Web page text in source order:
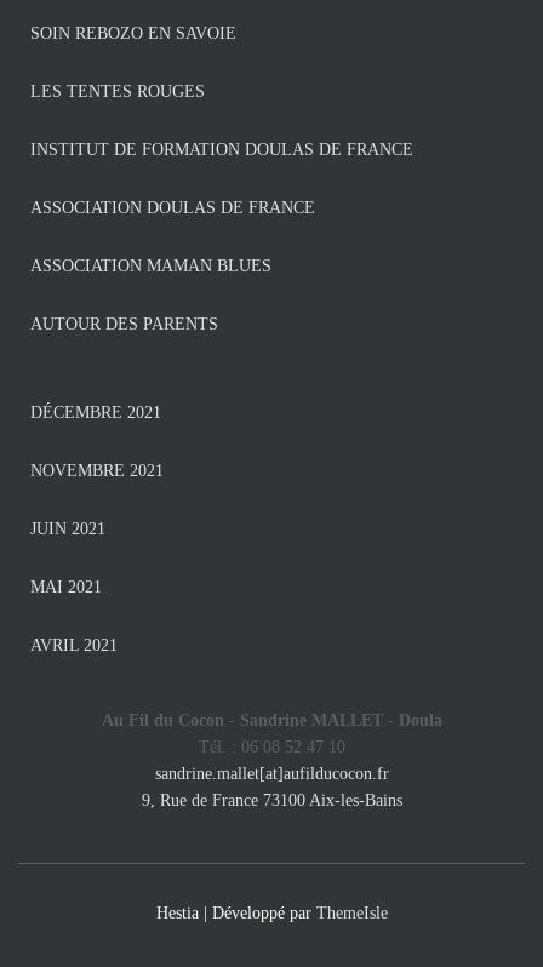
SOIN REBOZO EN SAVOIE
LES TENTES ROUGES
INSTITUT DE FORMATION DOULAS DE FRANCE
ASSOCIATION DOULAS DE FRANCE
ASSOCIATION MAMAN BLUES
AUTOUR DES PARENTS
DÉCEMBRE 2021
NOVEMBRE 2021
JUIN 2021
MAI 2021
AVRIL 2021
Au Fil du Cocon - Sandrine MALLET - Doula
Tél. : 06 08 52 47 10
sandrine.mallet[at]aufilducocon.fr
9, Rue de France 73100 Aix-les-Bains
Hestia | Développé par ThemeIsle